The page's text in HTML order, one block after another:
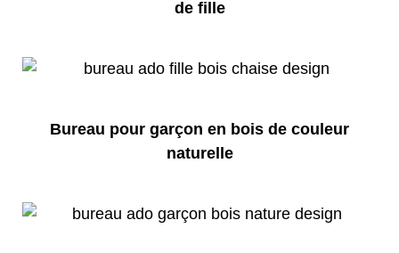
de fille
Bureau pour garçon en bois de couleur
naturelle